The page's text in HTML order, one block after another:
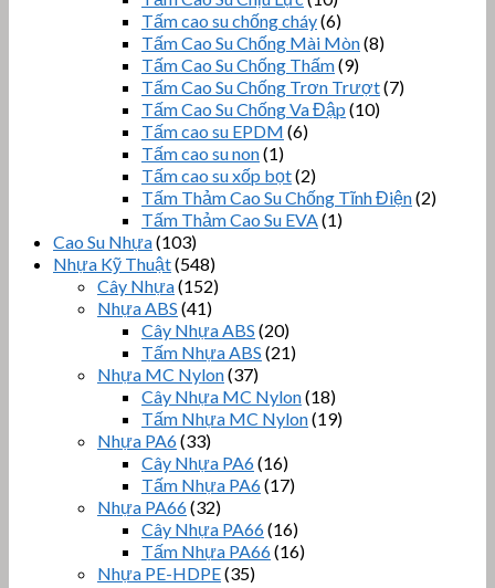
Tấm cao su chống cháy(6)
Tấm Cao Su Chống Mài Mòn(8)
Tấm Cao Su Chống Thấm(9)
Tấm Cao Su Chống Trơn Trượt(7)
Tấm Cao Su Chống Va Đập (10)
Tấm cao su EPDM (6)
Tấm cao su non(1)
Tấm cao su xốp bọt(2)
Tấm Thảm Cao Su Chống Tĩnh Điện(2)
Tấm Thảm Cao Su EVA(1)
Cao Su Nhựa(103)
Nhựa Kỹ Thuật(548)
Cây Nhựa(152)
Nhựa ABS (41)
Cây Nhựa ABS (20)
Tấm Nhựa ABS (21)
Nhựa MC Nylon(37)
Cây Nhựa MC Nylon(18)
Tấm Nhựa MC Nylon(19)
Nhựa PA6(33)
Cây Nhựa PA6(16)
Tấm Nhựa PA6(17)
Nhựa PA66(32)
Cây Nhựa PA66(16)
Tấm Nhựa PA66(16)
Nhựa PE-HDPE(35)